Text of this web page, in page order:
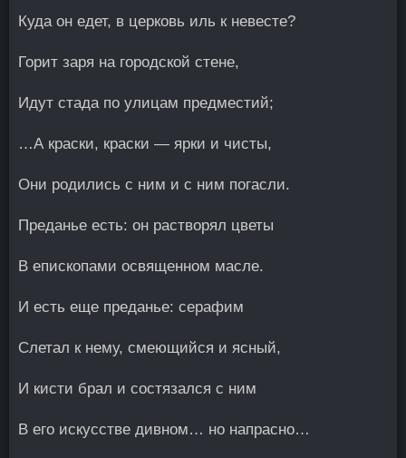
Куда он едет, в церковь иль к невесте?
Горит заря на городской стене,
Идут стада по улицам предместий;
…А краски, краски — ярки и чисты,
Они родились с ним и с ним погасли.
Преданье есть: он растворял цветы
В епископами освященном масле.
И есть еще преданье: серафим
Слетал к нему, смеющийся и ясный,
И кисти брал и состязался с ним
В его искусстве дивном… но напрасно…